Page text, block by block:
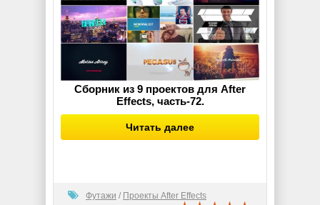
Сборник из 9 проектов для After
Effects, часть-72.
Читать далее
Футажи / Проекты After Effects